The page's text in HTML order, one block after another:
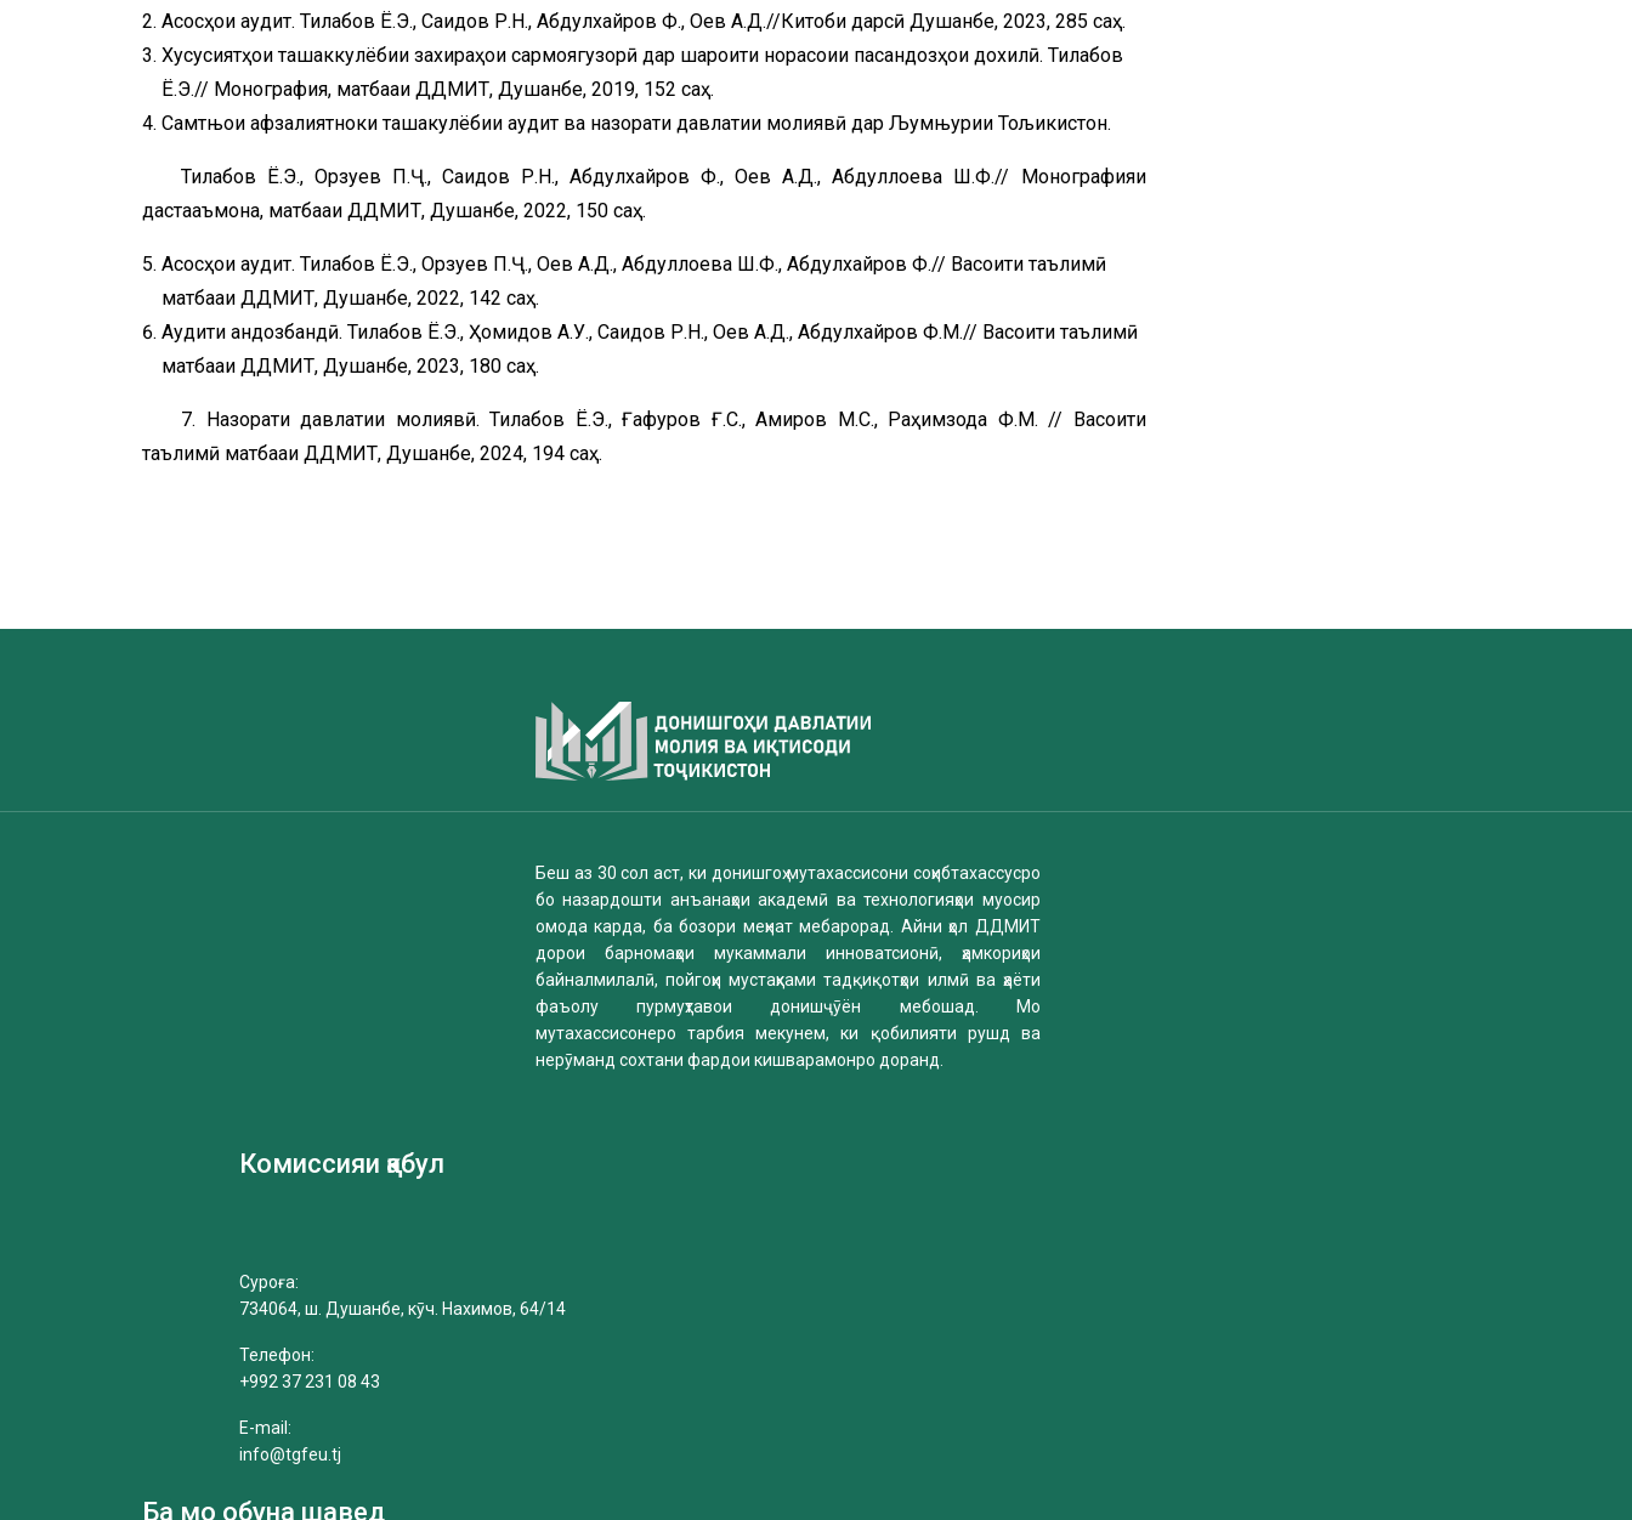
Асосҳои аудит. Тилабов Ё.Э., Саидов Р.Н., Абдулхайров Ф., Оев А.Д.//Китоби дарсӣ Душанбе, 2023, 285 саҳ.
Хусусиятҳои ташаккулёбии захираҳои сармоягузорӣ дар шароити норасоии пасандозҳои дохилӣ. Тилабов
Ё.Э.// Монография, матбааи ДДМИТ, Душанбе, 2019, 152 саҳ.
Самтњои афзалиятноки ташакулёбии аудит ва назорати давлатии молиявӣ дар Љумњурии Тољикистон.
Тилабов Ё.Э., Орзуев П.Ҷ., Саидов Р.Н., Абдулхайров Ф., Оев А.Д., Абдуллоева Ш.Ф.// Монографияи
дастаҷаъмона, матбааи ДДМИТ, Душанбе, 2022, 150 саҳ.
Асосҳои аудит. Тилабов Ё.Э., Орзуев П.Ҷ., Оев А.Д., Абдуллоева Ш.Ф., Абдулхайров Ф.// Васоити таълимӣ
матбааи ДДМИТ, Душанбе, 2022, 142 саҳ.
Аудити андозбандӣ. Тилабов Ё.Э., Ҳомидов А.У., Саидов Р.Н., Оев А.Д., Абдулхайров Ф.М.// Васоити таълимӣ
матбааи ДДМИТ, Душанбе, 2023, 180 саҳ.
7. Назорати давлатии молиявӣ. Тилабов Ё.Э., Ғафуров Ғ.С., Амиров М.С., Раҳимзода Ф.М. // Васоити
таълимӣ матбааи ДДМИТ, Душанбе, 2024, 194 саҳ.
Беш аз 30 сол аст, ки донишгоҳ мутахассисони соҳибтахассусро
бо назардошти анъанаҳои академӣ ва технологияҳои муосир
омода карда, ба бозори меҳнат мебарорад. Айни ҳол ДДМИТ
дорои барномаҳои мукаммали инноватсионӣ, ҳамкориҳои
байналмилалӣ, пойгоҳи мустаҳками тадқиқотҳои илмӣ ва ҳаёти
фаъолу пурмуҳтавои донишҷӯён мебошад. Мо
мутахассисонеро тарбия мекунем, ки қобилияти рушд ва
нерӯманд сохтани фардои кишварамонро доранд.
Комиссияи қабул
Суроға:
734064, ш. Душанбе, кӯч. Нахимов, 64/14
Телефон:
+992 37 231 08 43
E-mail:
info@tgfeu.tj
Ба мо обуна шавед